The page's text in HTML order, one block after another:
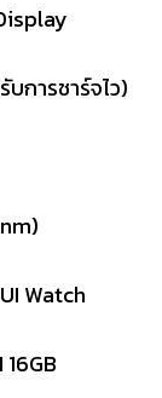
การชาร์จไว)
Watch